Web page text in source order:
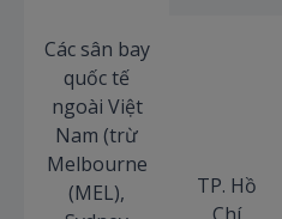
Các sân bay
quốc tế
ngoài Việt
Nam (trừ
Melbourne
(MEL),
TP. Hồ